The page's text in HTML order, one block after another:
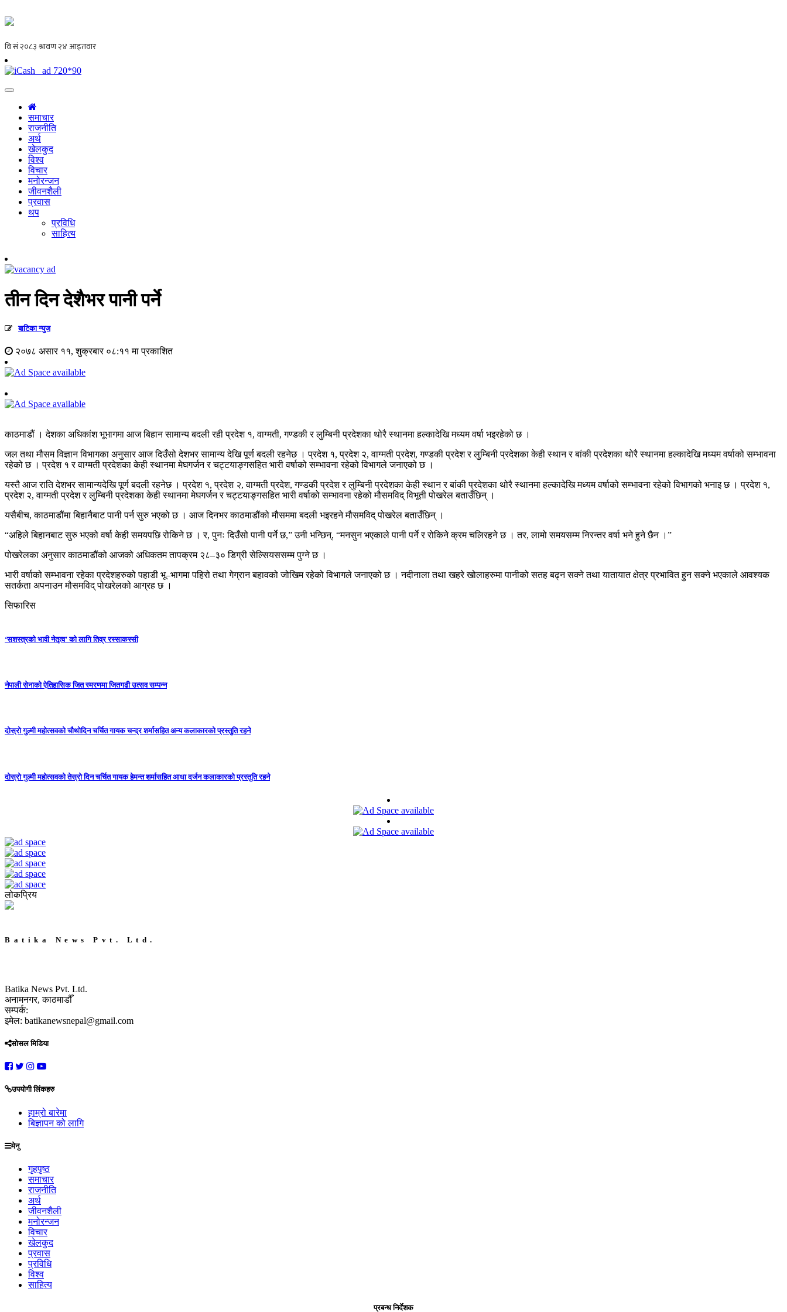
समाचार
राजनीति
अर्थ
खेलकुद
विश्व
विचार
मनोरन्जन
जीवनशैली
प्रवास
थप
प्रविधि
साहित्य
तीन दिन देशैभर पानी पर्ने
बाटिका न्युज
२०७८ असार ११, शुक्रबार ०८:११ मा प्रकाशित
काठमाडौं । देशका अधिकांश भूभागमा आज बिहान सामान्य बदली रही प्रदेश १, वाग्मती, गण्डकी र लुम्बिनी प्रदेशका थोरै स्थानमा हल्कादेखि मध्यम वर्षा भइरहेको छ ।
जल तथा मौसम विज्ञान विभागका अनुसार आज दिउँसो देशभर सामान्य देखि पूर्ण बदली रहनेछ । प्रदेश १, प्रदेश २, वाग्मती प्रदेश, गण्डकी प्रदेश र लुम्बिनी प्रदेशका केही स्थान र बांकी प्रदेशका थोरै स्थानमा हल्कादेखि मध्यम वर्षाको सम्भावना
रहेको छ । प्रदेश १ र वाग्मती प्रदेशका केही स्थानमा मेघगर्जन र चट्टयाङ्गसहित भारी वर्षाको सम्भावना रहेको विभागले जनाएको छ ।
यस्तै आज राति देशभर सामान्यदेखि पूर्ण बदली रहनेछ । प्रदेश १, प्रदेश २, वाग्मती प्रदेश, गण्डकी प्रदेश र लुम्बिनी प्रदेशका केही स्थान र बांकी प्रदेशका थोरै स्थानमा हल्कादेखि मध्यम वर्षाको सम्भावना रहेको विभागको भनाइ छ । प्रदेश १,
प्रदेश २, वाग्मती प्रदेश र लुम्बिनी प्रदेशका केही स्थानमा मेघगर्जन र चट्टयाङ्गसहित भारी वर्षाको सम्भावना रहेको मौसमविद् विभूती पोखरेल बताउँछिन् ।
यसैबीच, काठमाडौंमा बिहानैबाट पानी पर्न सुरु भएको छ । आज दिनभर काठमाडौंको मौसममा बदली भइरहने मौसमविद् पोखरेल बताउँछिन् ।
“अहिले बिहानबाट सुरु भएको वर्षा केही समयपछि रोकिने छ । र, पुनः दिउँसो पानी पर्ने छ,” उनी भन्छिन्, “मनसुन भएकाले पानी पर्ने र रोकिने क्रम चलिरहने छ । तर, लामो समयसम्म निरन्तर वर्षा भने हुने छैन ।”
पोखरेलका अनुसार काठमाडौंको आजको अधिकतम तापक्रम २८–३० डिग्री सेल्सियससम्म पुग्ने छ ।
भारी वर्षाको सम्भावना रहेका प्रदेशहरुको पहाडी भू–भागमा पहिरो तथा गेग्रान बहावको जोखिम रहेको विभागले जनाएको छ । नदीनाला तथा खहरे खोलाहरुमा पानीको सतह बढ्न सक्ने तथा यातायात क्षेत्र प्रभावित हुन सक्ने भएकाले आवश्यक
सतर्कता अपनाउन मौसमविद् पोखरेलको आग्रह छ ।
सिफारिस
‘सशस्त्रको भावी नेतृत्व’ को लागि तिव्र रस्साकस्सी
नेपाली सेनाको ऐतिहासिक जित स्मरणमा जितगढी उत्सव सम्पन्न
दोस्रो गुल्मी महोत्सवको चौथोदिन चर्चित गायक चन्द्र शर्मासहित अन्य कलाकारको प्रस्तुति रहने
दोस्रो गुल्मी महोत्सवको तेस्रो दिन चर्चित गायक हेमन्त शर्मासहित आधा दर्जन कलाकारको प्रस्तुति रहने
लोकप्रिय
Batika News Pvt. Ltd.
Batika News Pvt. Ltd.
अनामनगर, काठमाडौँ
सम्पर्क:
इमेल: batikanewsnepal@gmail.com
सोसल मिडिया
उपयोगी लिंकहरु
हाम्रो बारेमा
बिज्ञापन को लागि
मेनु
गृहपृष्ठ
समाचार
राजनीति
अर्थ
जीवनशैली
मनोरन्जन
विचार
खेलकुद
प्रवास
प्रविधि
विश्व
साहित्य
प्रबन्ध निर्देशक